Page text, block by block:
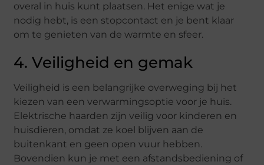
overal in huis kunt plaatsen. Het enige wat je
nodig hebt, is een stopcontact en je bent klaar
om te genieten van de warmte en sfeer.
4. Veiligheid en gemak
Veiligheid is een belangrijke overweging bij het
kiezen van een verwarmingsoptie voor je huis.
Elektrische haarden zijn veilig voor kinderen en
huisdieren, omdat ze koel blijven aan de
buitenkant en geen open vuur hebben.
Bovendien kun je met een afstandsbediening of